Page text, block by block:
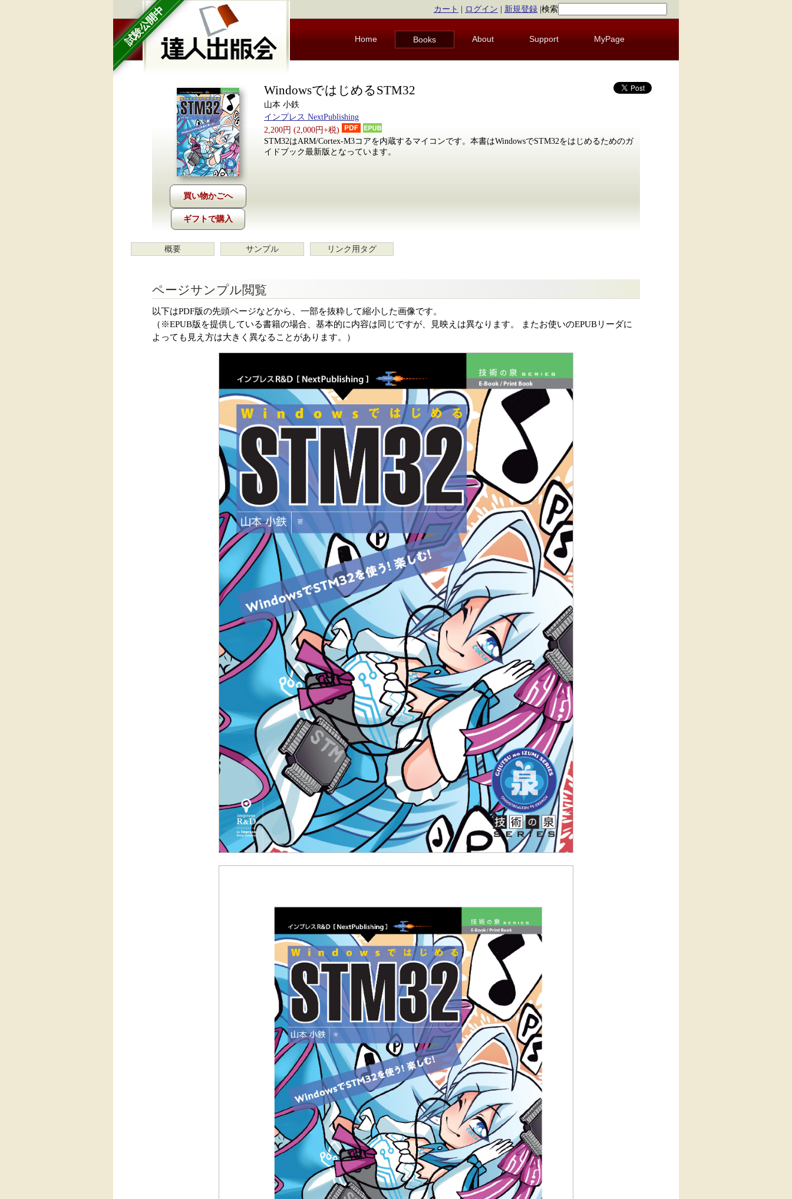
試験公開中 カート ログイン 新規登録 検索
Home Books About Support MyPage
ギフトで購入
WindowsではじめるSTM32
山本 小鉄
インプレス NextPublishing
2,200円 (2,000円+税)
STM32はARM/Cortex-M3コアを内蔵するマイコンです。本書はWindowsでSTM32をはじめるためのガ
イドブック最新版となっています。
概要 サンプル リンク用タグ
ページサンプル閲覧
以下はPDF版の先頭ページなどから、一部を抜粋して縮小した画像です。
（※EPUB版を提供している書籍の場合、基本的に内容は同じですが、見映えは異なります。 またお使いのEPUBリーダに
よっても見え方は大きく異なることがあります。）